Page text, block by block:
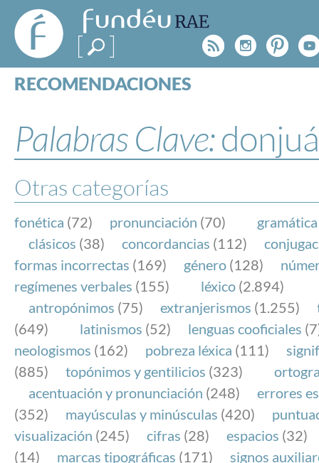
FundéuRAE
- Fundación
del Español
Urgente
Rss
RECOMENDACIONES
ESPECIALES
BLOG
NOTICIAS
SOBRE LA FUNDÉURAE
FundéuRAE es una fundación patrocinada por la
y la Real Academia Española, cuyo objetivo es
el buen uso del español en los medios de
Internet.
Palabras Clave:
Otras categorías
fonética (72) pronunciación (70) gramática
clásicos (38) concordancias (112)
formas incorrectas (169) género (128)
regímenes verbales (155) léxico (2.894)
antropónimos (75) extranjerismos (1.255)
(649)
latinismos (52) lenguas cooficiales
neologismos (162) pobreza léxica (111)
(885)
topónimos y gentilicios (323)
acentuación y pronunciación (248)
errores
(352)
mayúsculas y minúsculas (420)
visualización (245) cifras (28) espacios (32)
(14)
marcas tipográficas (171)
signos